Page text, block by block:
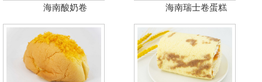
海南酸奶卷 海南瑞士卷蛋糕